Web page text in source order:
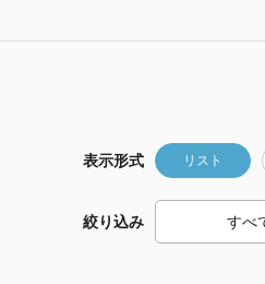
表示形式 リスト
絞り込み